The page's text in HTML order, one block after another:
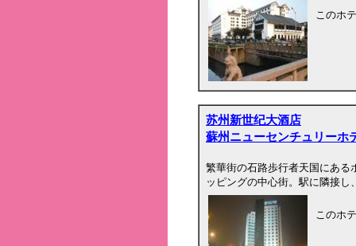
このホ
苏州新世纪大酒店
蘇州ニューセンチュリーホ
繁華街の石路歩行者天国にある
ッピングの中心街。駅に隣接
このホ